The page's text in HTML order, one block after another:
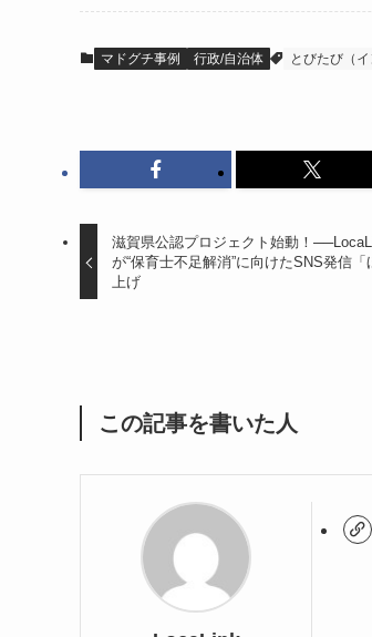
マドグチ事例 行政/自治体 とびたび（イ
滋賀県公認プロジェクト始動！
が“保育士不足解消”に向けたSNS発信
上げ
この記事を書いた人